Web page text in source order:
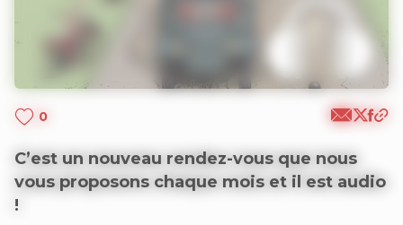
0
C’est un nouveau rendez-vous que nous
vous proposons chaque mois et il est audio
!